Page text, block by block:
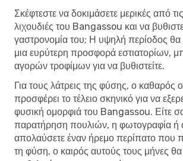
Σκέφτεστε να δοκιμάσετε μερικές από
λιχουδιές του Bangassou και να
γαστρονομία του; Η υψηλή περίοδος
μια ευρύτερη προσφορά εστιατορίων,
αγορών τροφίμων για να βυθιστείτε.
Για τους λάτρεις της φύσης, ο καθαρός
προσφέρει το τέλειο σκηνικό για να
φυσική ομορφιά του Bangassou. Είτε
παρατήρηση πουλιών, η φωτογραφία ή
απολαύσετε έναν ήρεμο περίπατο που
τη φύση, ο καιρός αυτούς τους μήνες